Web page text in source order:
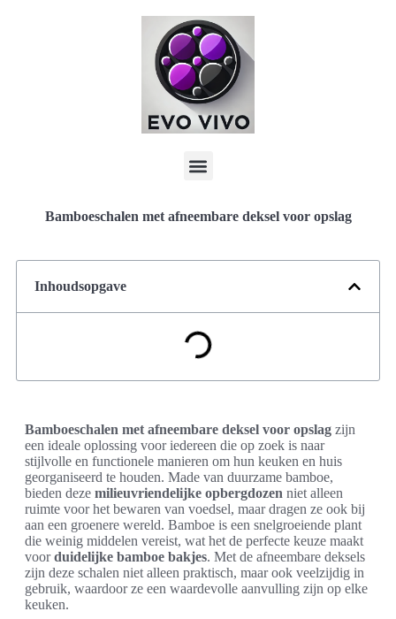
Bamboeschalen met afneembare deksel voor opslag
Inhoudsopgave
Bamboeschalen met afneembare deksel voor opslag zijn
een ideale oplossing voor iedereen die op zoek is naar
stijlvolle en functionele manieren om hun keuken en huis
georganiseerd te houden. Made van duurzame bamboe,
bieden deze milieuvriendelijke opbergdozen niet alleen
ruimte voor het bewaren van voedsel, maar dragen ze ook bij
aan een groenere wereld. Bamboe is een snelgroeiende plant
die weinig middelen vereist, wat het de perfecte keuze maakt
voorduidelijke bamboe bakjes. Met de afneembare deksels
zijn deze schalen niet alleen praktisch, maar ook veelzijdig in
gebruik, waardoor ze een waardevolle aanvulling zijn op elke
keuken.